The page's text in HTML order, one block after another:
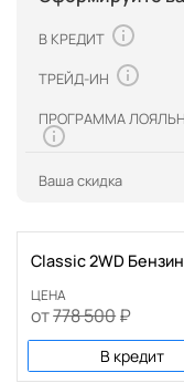
В КРЕДИТ
ТРЕЙД-ИН
ПРОГРАММА
Ваша скидка
Classic 2WD Бензин
ЦЕНА
от778 500₽
В кредит